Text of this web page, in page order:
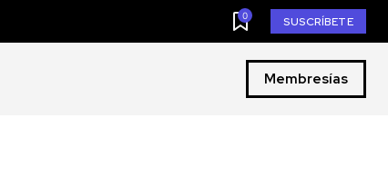
0 SUSCRÍBETE
Membresías